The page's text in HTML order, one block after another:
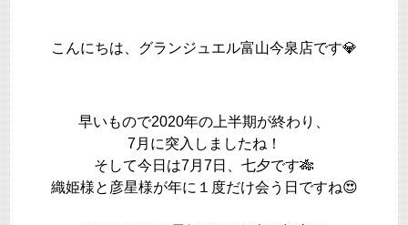
こんにちは、グランジュエル富山今泉店です💎
早いもので2020年の上半期が終わり、
7月に突入しましたね！
そして今日は7月7日、七夕です🎋
織姫様と彦星様が年に１度だけ会う日ですね😍